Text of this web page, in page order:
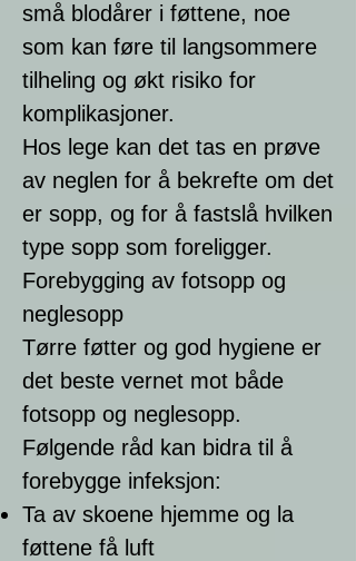
små blodårer i føttene, noe
som kan føre til langsommere
tilheling og økt risiko for
komplikasjoner.
Hos lege kan det tas en prøve
av neglen for å bekrefte om det
er sopp, og for å fastslå hvilken
type sopp som foreligger.
Forebygging av fotsopp og
neglesopp
Tørre føtter og god hygiene er
det beste vernet mot både
fotsopp og neglesopp.
Følgende råd kan bidra til å
forebygge infeksjon:
Ta av skoene hjemme og la
føttene få luft